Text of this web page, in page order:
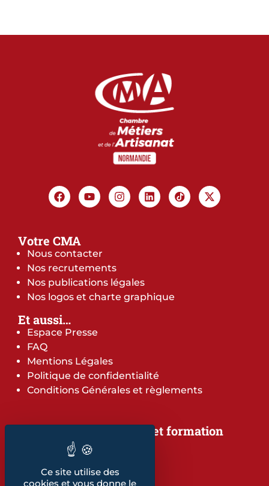
Votre CMA
Nous contacter
Nos recrutements
Nos publications légales
Nos logos et charte graphique
Et aussi…
Espace Presse
FAQ
Mentions Légales
Politique de confidentialité
Conditions Générales et règlements
Notre offre de services et formation
Notre offre de services
Notre offre de formation
Notre dépliant formation
Ce site utilise des
cookies et vous donne le